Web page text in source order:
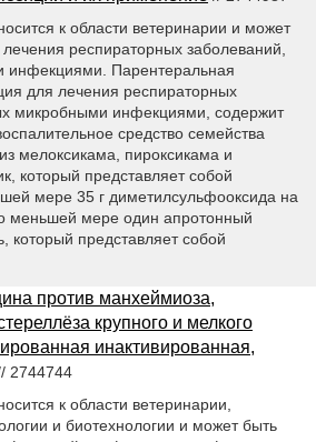
к области ветеринарии и может
респираторных заболеваний,
инфекциями. Парентеральная
для лечения респираторных
микробными инфекциями, содержит
средство семейства
мелоксикама, пироксикама и
который представляет собой
мере 35 г диметилсульфооксида на
меньшей мере один апротонный
который представляет собой
против манхеймиоза,
крупного и мелкого
инактивированная,
2744744
к области ветеринарии,
и биотехнологии и может быть